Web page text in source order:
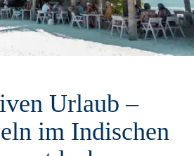
Urlaub –
im Indischen